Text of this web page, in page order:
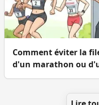
Comment éviter la
d'un marathon ou